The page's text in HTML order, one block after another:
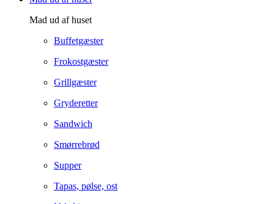
Mad ud af huset
Buffetgæster
Frokostgæster
Grillgæster
Gryderetter
Sandwich
Smørrebrød
Supper
Tapas, pølse, ost